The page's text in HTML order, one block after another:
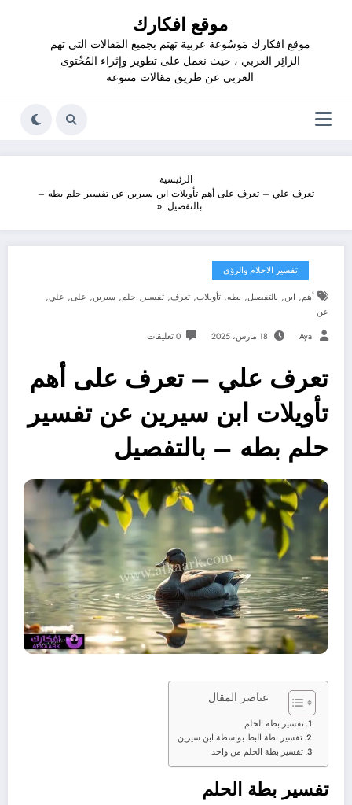
موقع افكارك
موقع افكارك مَوسُوعة عربية تهتم بجميع المَقالات التي تهم
الزائِر العربي ، حيث نعمل على تطوير وإثراء المُحْتوى
العربي عن طريق مقالات متنوعة
الرئيسية
تعرف علي – تعرف على أهم تأويلات ابن سيرين عن تفسير حلم بطه –
بالتفصيل
تفسير الاحلام والرؤى
أهم, ابن, بالتفصيل, بطه, تأويلات, تعرف, تفسير , حلم, سيرين, على, علي,
عن
Aya 18 مارس، 2025 0 تعليقات
تعرف علي – تعرف على أهم
تأويلات ابن سيرين عن تفسير
حلم بطه – بالتفصيل
عناصر المقال
تفسير بطة الحلم
تفسير بطة البط بواسطة ابن سيرين
تفسير بطة الحلم من واحد
تفسير بطة الحلم